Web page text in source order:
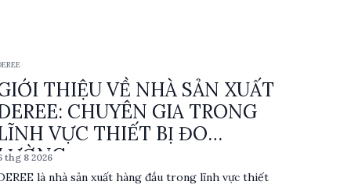
THIỆU VỀ NHÀ SẢN XUẤT
CHUYÊN GIA TRONG
VỰC THIẾT BỊ ĐO
thg 8 2026
là nhà sản xuất hàng đầu trong lĩnh vực thiết